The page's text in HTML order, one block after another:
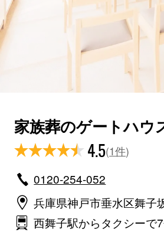
家族葬のゲートハウ
4.5(1件)
0120-254-052
兵庫県神戸市垂水区舞子
西舞子駅からタクシーで